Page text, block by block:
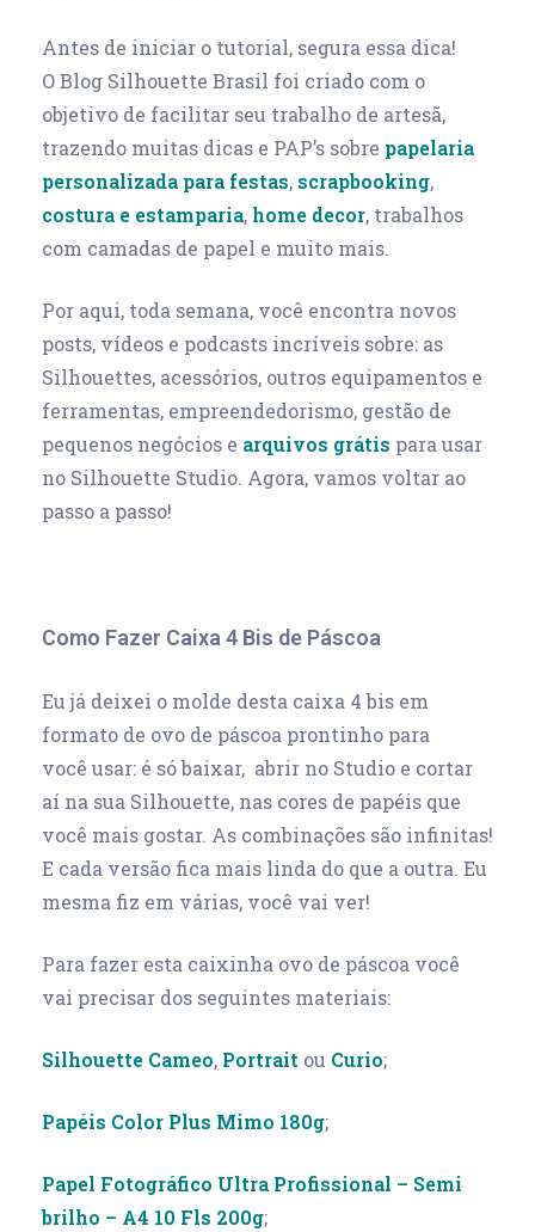
Antes de iniciar o tutorial, segura essa dica!
O Blog Silhouette Brasil foi criado com o
objetivo de facilitar seu trabalho de artesã,
trazendo muitas dicas e PAP’s sobre papelaria
personalizada para festas, scrapbooking,
costura e estamparia,home decor, trabalhos
com camadas de papel e muito mais.
Por aqui, toda semana, você encontra novos
posts, vídeos e podcasts incríveis sobre: as
Silhouettes, acessórios, outros equipamentos e
ferramentas, empreendedorismo, gestão de
pequenos negócios e arquivos grátis para usar
no Silhouette Studio. Agora, vamos voltar ao
passo a passo!
Como Fazer Caixa 4 Bis de Páscoa
Eu já deixei o molde desta caixa 4 bis em
formato de ovo de páscoa prontinho para
você usar: é só baixar, abrir no Studio e cortar
aí na sua Silhouette, nas cores de papéis que
você mais gostar. As combinações são infinitas!
E cada versão fica mais linda do que a outra. Eu
mesma fiz em várias, você vai ver!
Para fazer esta caixinha ovo de páscoa você
vai precisar dos seguintes materiais:
Silhouette Cameo, Portrait ou Curio;
Papéis Color Plus Mimo 180g;
Papel Fotográfico Ultra Profissional – Semi
brilho – A4 10 Fls 200g;